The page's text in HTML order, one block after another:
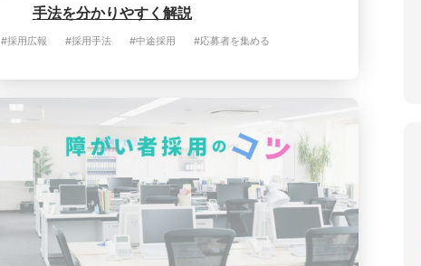
手法を分かりやすく解説
#採用広報 #採用手法 #中途採用 #応募者を集める